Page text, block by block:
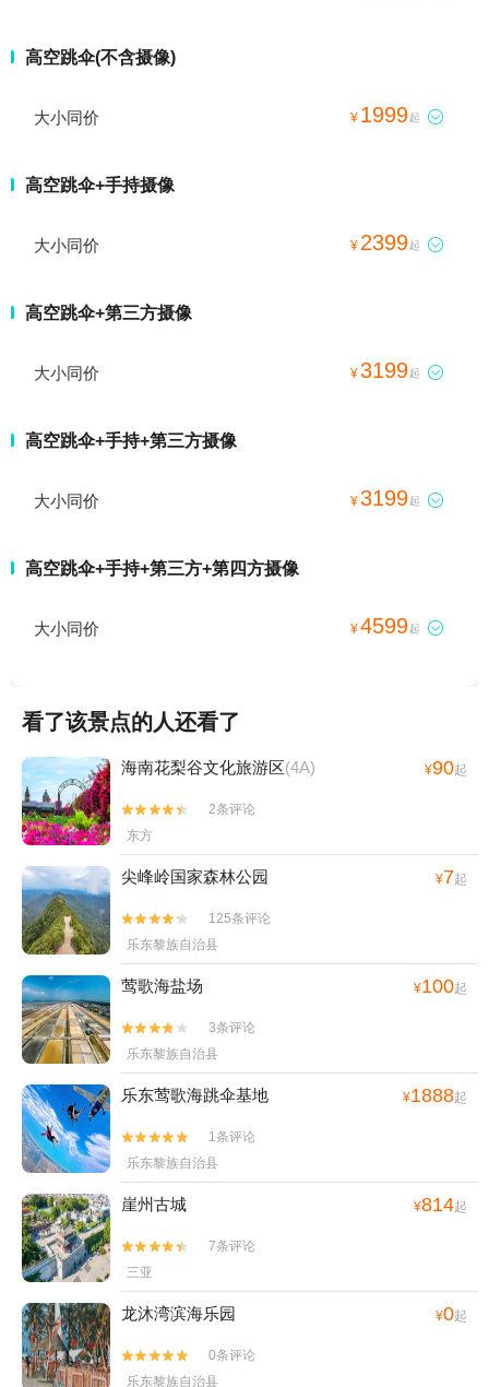
高空跳伞(不含摄像)
大小同价 ¥ 1999起 
高空跳伞+手持摄像
大小同价 ¥ 2399起 
高空跳伞+第三方摄像
大小同价 ¥3199起 
高空跳伞+手持+第三方摄像
大小同价 ¥3199起 
高空跳伞+手持+第三方+第四方摄像
大小同价 ¥4599起 
看了该景点的人还看了
海南花梨谷文化旅游区(4A) ¥90起


2条评论
东方
尖峰岭国家森林公园 ¥7起


125条评论
乐东黎族自治县
莺歌海盐场 ¥100起


3条评论
乐东黎族自治县
乐东莺歌海跳伞基地 ¥1888起


1条评论
乐东黎族自治县
崖州古城 ¥814起


7条评论
三亚
龙沐湾滨海乐园 ¥0起


0条评论
乐东黎族自治县